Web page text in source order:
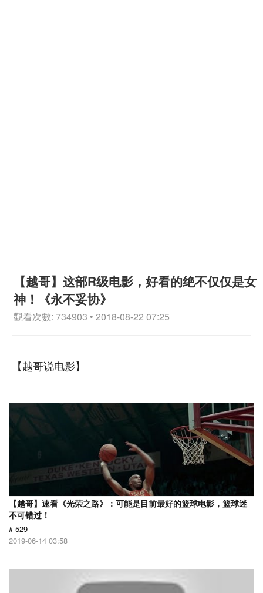
【越哥】这部R级电影，好看的绝不仅仅是女
神！《永不妥协》
觀看次數: 734903 • 2018-08-22 07:25
【越哥说电影】
【越哥】速看《光荣之路》：可能是目前最好的篮球电影，篮球迷
不可错过！
# 529
2019-06-14 03:58